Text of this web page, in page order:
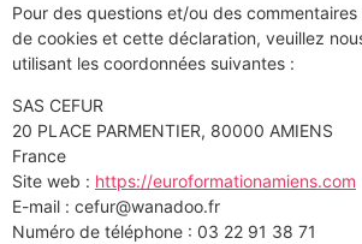
Pour des questions et/ou des
de cookies et cette déclaration, veuillez
utilisant les coordonnées suivantes :
SAS CEFUR
20 PLACE PARMENTIER, 80000 AMIENS
France
Site web : https://euroformationamiens.com
E-mail : cefur@wanadoo.fr
Numéro de téléphone : 03 22 91 38 71